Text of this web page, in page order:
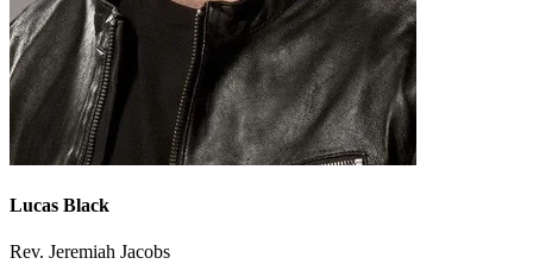
Lucas Black
Rev. Jeremiah Jacobs